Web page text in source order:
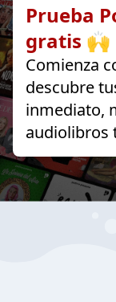
Prueba
gratis 🙌
Comienza
descubre
inmediato,
audiolibros